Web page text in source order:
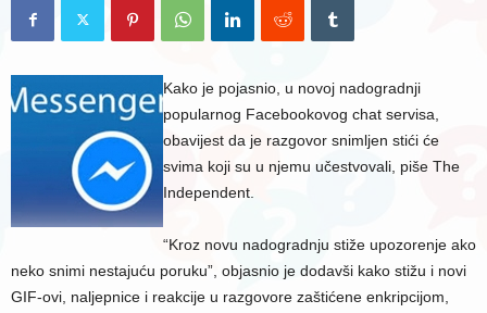
Kako je pojasnio, u novoj nadogradnji
popularnog Facebookovog chat servisa,
obavijest da je razgovor snimljen stići će
svima koji su u njemu učestvovali, piše The
Independent.
“Kroz novu nadogradnju stiže upozorenje ako
neko snimi nestajuću poruku”, objasnio je dodavši kako stižu i novi
GIF-ovi, naljepnice i reakcije u razgovore zaštićene enkripcijom,